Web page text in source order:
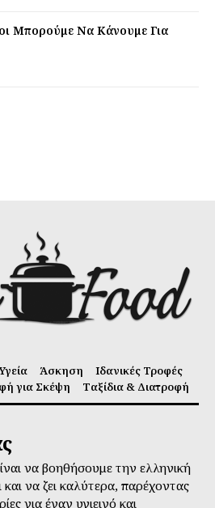
Μπορούμε Να Κάνουμε Για
Άσκηση
Ιδανικές Τροφές
για Σκέψη Ταξίδια & Διατροφή
να βοηθήσουμε την ελληνική
και να ζει καλύτερα, παρέχοντας
για έναν υγιεινό και